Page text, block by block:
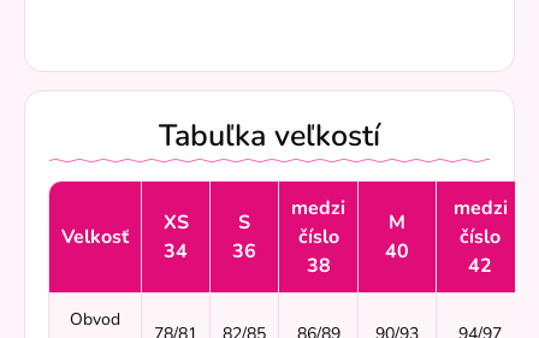
Tabuľka veľkostí
Velkosť
XS
34
S
36
medzi
číslo
38
M
40
medzi
číslo
42
Obvod